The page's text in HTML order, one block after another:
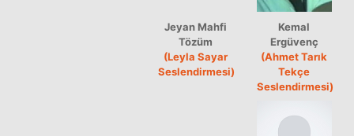
Jeyan Mahfi
Tözüm
(Leyla Sayar
Seslendirmesi)
Kemal
Ergüvenç
(Ahmet Tarık
Tekçe
Seslendirmesi)